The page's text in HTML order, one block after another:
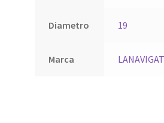
Diametro 19
Marca